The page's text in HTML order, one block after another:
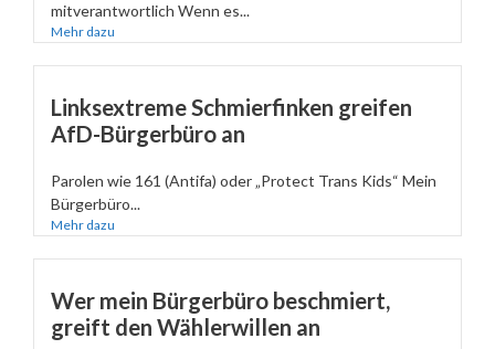
mitverantwortlich Wenn es...
Mehr dazu
Linksextreme Schmierfinken greifen
AfD-Bürgerbüro an
Parolen wie 161 (Antifa) oder „Protect Trans Kids“ Mein
Bürgerbüro...
Mehr dazu
Wer mein Bürgerbüro beschmiert,
greift den Wählerwillen an